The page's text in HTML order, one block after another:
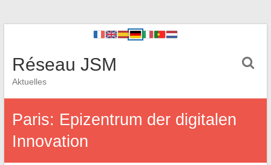
Réseau JSM
Aktuelles
Paris: Epizentrum der digitalen
Innovation